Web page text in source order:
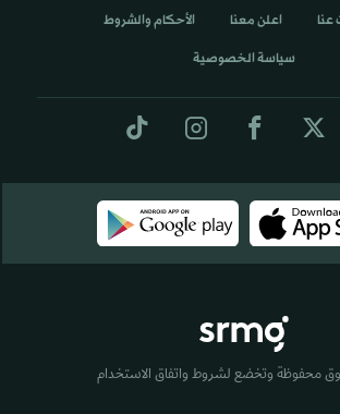
عنا اعلن معنا الأحكام والشروط
سياسة الخصوصية
محفوظة وتخضع لشروط واتفاق الاستخدام